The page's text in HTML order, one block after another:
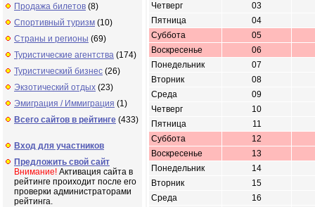
Продажа билетов (8)
Спортивный туризм (10)
Страны и регионы (69)
Туристические агентства (174)
Туристический бизнес (26)
Экзотический отдых (23)
Эмиграция / Иммиграция (1)
Всего сайтов в рейтинге (433)
Вход для участников
Предложить свой сайт
Внимание! Активация сайта в
рейтинге проиходит после его
проверки администраторами
рейтинга.
Четверг
03
Пятница
04
Суббота
05
Воскресенье
06
Понедельник
07
Вторник
08
Среда
09
Четверг
10
Пятница
11
Суббота
12
Воскресенье
13
Понедельник
14
Вторник
15
Среда
16